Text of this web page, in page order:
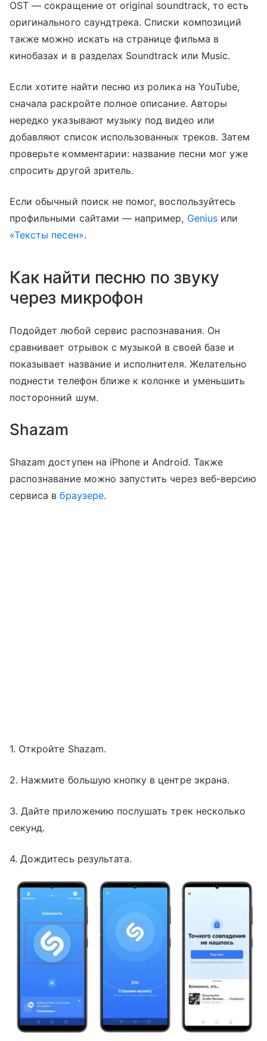
OST — сокращение от original soundtrack, то есть
оригинального саундтрека. Списки композиций
также можно искать на странице фильма в
кинобазах и в разделах Soundtrack или Music.
Если хотите найти песню из ролика на YouTube,
сначала раскройте полное описание. Авторы
нередко указывают музыку под видео или
добавляют список использованных треков. Затем
проверьте комментарии: название песни мог уже
спросить другой зритель.
Если обычный поиск не помог, воспользуйтесь
профильными сайтами — например, Geniusили
«Тексты песен».
Как найти песню по звуку
через микрофон
Подойдет любой сервис распознавания. Он
сравнивает отрывок с музыкой в своей базе и
показывает название и исполнителя. Желательно
поднести телефон ближе к колонке и уменьшить
посторонний шум.
Shazam
Shazam доступен на iPhone и Android. Также
распознавание можно запустить через веб-версию
сервиса вбраузере.
1. Откройте Shazam.
2. Нажмите большую кнопку в центре экрана.
3. Дайте приложению послушать трек несколько
секунд.
4. Дождитесь результата.